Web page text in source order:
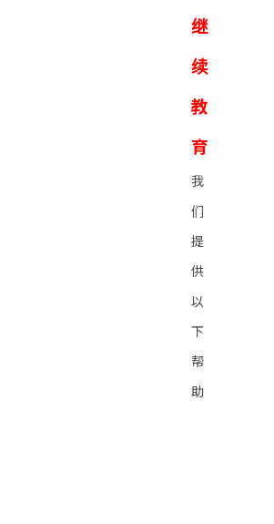
继
续
教
育
我
们
提
供
以
下
帮
助